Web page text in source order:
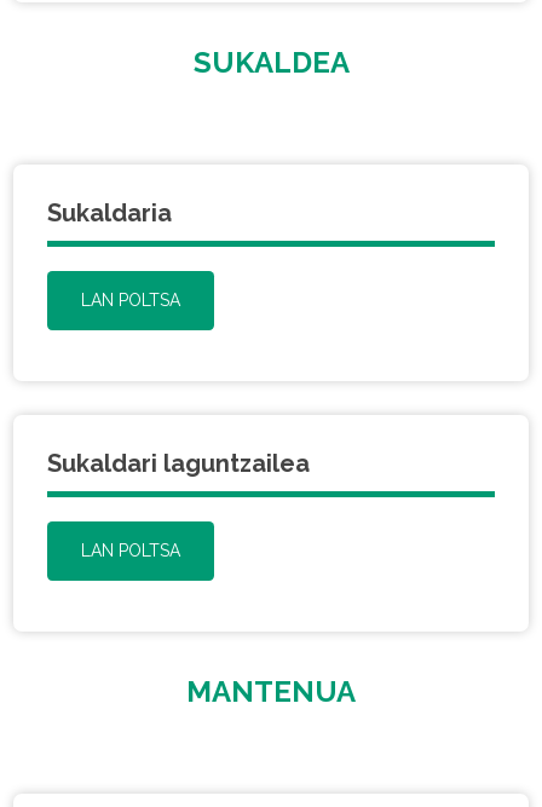
SUKALDEA
Sukaldaria
LAN POLTSA
Sukaldari laguntzailea
LAN POLTSA
MANTENUA